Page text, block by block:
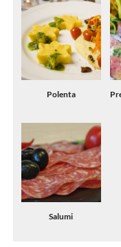
Polenta
Salumi